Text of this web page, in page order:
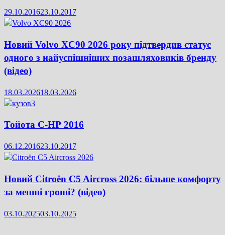
29.10.201623.10.2017
Новий Volvo XC90 2026 року підтвердив статус
одного з найуспішніших позашляховиків бренду
(відео)
18.03.202618.03.2026
Тойота С-НР 2016
06.12.201623.10.2017
Новий Citroën C5 Aircross 2026: більше комфорту
за менші гроші? (відео)
03.10.202503.10.2025